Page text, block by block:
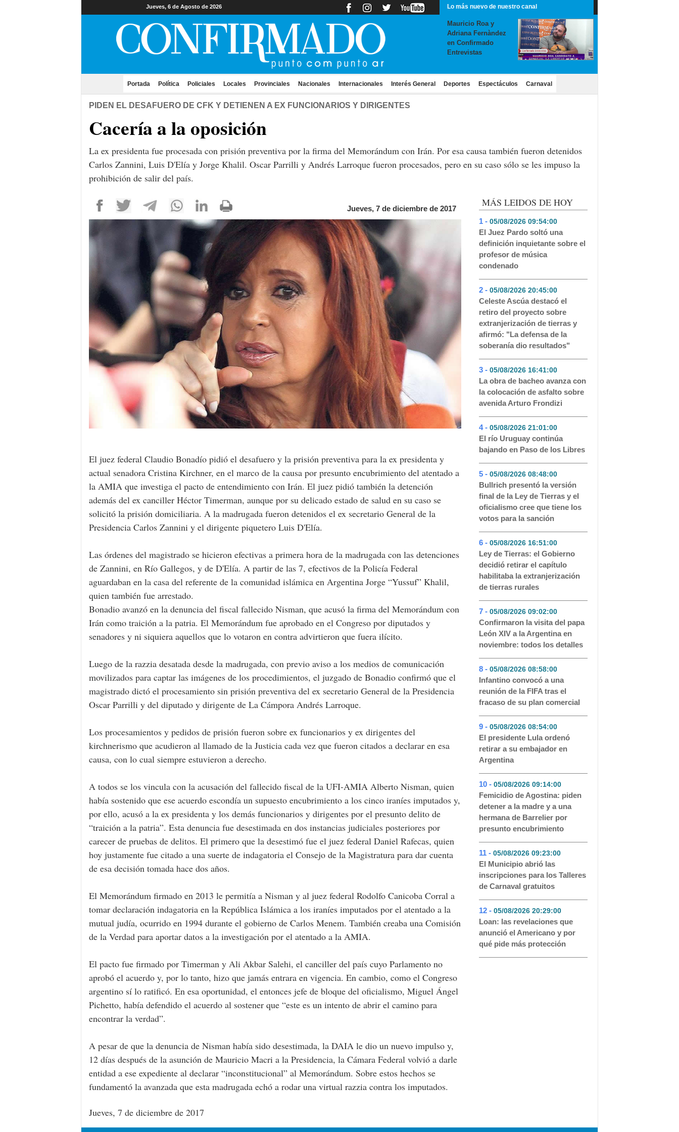
Jueves, 6 de Agosto de 2026 Lo más nuevo de nuestro canal
Mauricio Roa y
Adriana Fernàndez
en Confirmado
Entrevistas
Portada(current)
Política Policiales Locales Provinciales Nacionales Internacionales Interés General Deportes Espectáculos Carnaval
PIDEN EL DESAFUERO DE CFK Y DETIENEN A EX FUNCIONARIOS Y DIRIGENTES
Cacería a la oposición
La ex presidenta fue procesada con prisión preventiva por la firma del Memorándum con Irán. Por esa causa también fueron detenidos
Carlos Zannini, Luis D'Elía y Jorge Khalil. Oscar Parrilli y Andrés Larroque fueron procesados, pero en su caso sólo se les impuso la
prohibición de salir del país.
Jueves, 7 de diciembre de 2017
El juez federal Claudio Bonadío pidió el desafuero y la prisión preventiva para la ex presidenta y
actual senadora Cristina Kirchner, en el marco de la causa por presunto encubrimiento del atentado a
la AMIA que investiga el pacto de entendimiento con Irán. El juez pidió también la detención
además del ex canciller Héctor Timerman, aunque por su delicado estado de salud en su caso se
solicitó la prisión domiciliaria. A la madrugada fueron detenidos el ex secretario General de la
Presidencia Carlos Zannini y el dirigente piquetero Luis D'Elía.
Las órdenes del magistrado se hicieron efectivas a primera hora de la madrugada con las detenciones
de Zannini, en Río Gallegos, y de D'Elía. A partir de las 7, efectivos de la Policía Federal
aguardaban en la casa del referente de la comunidad islámica en Argentina Jorge “Yussuf” Khalil,
quien también fue arrestado.
Bonadio avanzó en la denuncia del fiscal fallecido Nisman, que acusó la firma del Memorándum con
Irán como traición a la patria. El Memorándum fue aprobado en el Congreso por diputados y
senadores y ni siquiera aquellos que lo votaron en contra advirtieron que fuera ilícito.
Luego de la razzia desatada desde la madrugada, con previo aviso a los medios de comunicación
movilizados para captar las imágenes de los procedimientos, el juzgado de Bonadio confirmó que el
magistrado dictó el procesamiento sin prisión preventiva del ex secretario General de la Presidencia
Oscar Parrilli y del diputado y dirigente de La Cámpora Andrés Larroque.
Los procesamientos y pedidos de prisión fueron sobre ex funcionarios y ex dirigentes del
kirchnerismo que acudieron al llamado de la Justicia cada vez que fueron citados a declarar en esa
causa, con lo cual siempre estuvieron a derecho.
A todos se los vincula con la acusación del fallecido fiscal de la UFI-AMIA Alberto Nisman, quien
había sostenido que ese acuerdo escondía un supuesto encubrimiento a los cinco iraníes imputados y,
por ello, acusó a la ex presidenta y los demás funcionarios y dirigentes por el presunto delito de
“traición a la patria”. Esta denuncia fue desestimada en dos instancias judiciales posteriores por
carecer de pruebas de delitos. El primero que la desestimó fue el juez federal Daniel Rafecas, quien
hoy justamente fue citado a una suerte de indagatoria el Consejo de la Magistratura para dar cuenta
de esa decisión tomada hace dos años.
El Memorándum firmado en 2013 le permitía a Nisman y al juez federal Rodolfo Canicoba Corral a
tomar declaración indagatoria en la República Islámica a los iraníes imputados por el atentado a la
mutual judía, ocurrido en 1994 durante el gobierno de Carlos Menem. También creaba una Comisión
de la Verdad para aportar datos a la investigación por el atentado a la AMIA.
El pacto fue firmado por Timerman y Ali Akbar Salehi, el canciller del país cuyo Parlamento no
aprobó el acuerdo y, por lo tanto, hizo que jamás entrara en vigencia. En cambio, como el Congreso
argentino sí lo ratificó. En esa oportunidad, el entonces jefe de bloque del oficialismo, Miguel Ángel
Pichetto, había defendido el acuerdo al sostener que “este es un intento de abrir el camino para
encontrar la verdad”.
A pesar de que la denuncia de Nisman había sido desestimada, la DAIA le dio un nuevo impulso y,
12 días después de la asunción de Mauricio Macri a la Presidencia, la Cámara Federal volvió a darle
entidad a ese expediente al declarar “inconstitucional” al Memorándum. Sobre estos hechos se
fundamentó la avanzada que esta madrugada echó a rodar una virtual razzia contra los imputados.
Jueves, 7 de diciembre de 2017
MÁS LEIDOS DE HOY
1 - 05/08/2026 09:54:00- 438
El Juez Pardo soltó una
definición inquietante sobre el
profesor de música
condenado
2 - 05/08/2026 20:45:00- 222
Celeste Ascúa destacó el
retiro del proyecto sobre
extranjerización de tierras y
afirmó: "La defensa de la
soberanía dio resultados"
3 - 05/08/2026 16:41:00- 143
La obra de bacheo avanza con
la colocación de asfalto sobre
avenida Arturo Frondizi
4 - 05/08/2026 21:01:00- 98
El río Uruguay continúa
bajando en Paso de los Libres
5 - 05/08/2026 08:48:00- 71
Bullrich presentó la versión
final de la Ley de Tierras y el
oficialismo cree que tiene los
votos para la sanción
6 - 05/08/2026 16:51:00- 54
Ley de Tierras: el Gobierno
decidió retirar el capítulo
habilitaba la extranjerización
de tierras rurales
7 - 05/08/2026 09:02:00- 52
Confirmaron la visita del papa
León XIV a la Argentina en
noviembre: todos los detalles
8 - 05/08/2026 08:58:00- 51
Infantino convocó a una
reunión de la FIFA tras el
fracaso de su plan comercial
9 - 05/08/2026 08:54:00- 51
El presidente Lula ordenó
retirar a su embajador en
Argentina
10 - 05/08/2026 09:14:00- 48
Femicidio de Agostina: piden
detener a la madre y a una
hermana de Barrelier por
presunto encubrimiento
11 - 05/08/2026 09:23:00- 46
El Municipio abrió las
inscripciones para los Talleres
de Carnaval gratuitos
12 - 05/08/2026 20:29:00- 33
Loan: las revelaciones que
anunció el Americano y por
qué pide más protección